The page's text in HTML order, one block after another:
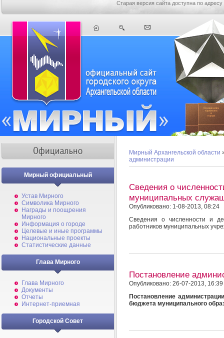
Старая версия сайта доступна по адресу
Мирный официальный
Устав Мирного
Символика Мирного
Награды и поощрения
Мирного
Информация о городе
Целевые и иные программы
Национальные проекты
Статистические данные
Глава Мирного
Глава Мирного
Документы
Отчеты
Интернет-приемная
Городской Совет
Мирный Архангельской области
администрации
Сведения о
муниципальных
Опубликовано: 1-08-2013, 08:24
Сведения о численности и
работников муниципальных
Постановление
Опубликовано: 26-07-2013, 16:39
Постановление
бюджета муниципального